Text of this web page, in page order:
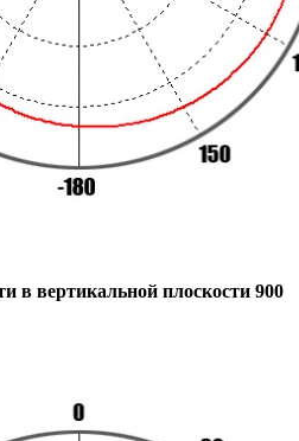
в вертикальной плоскости 900